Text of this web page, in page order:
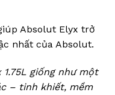
Absolut Elyx trở
nhất của Absolut.
giống như một
– tinh khiết, mềm